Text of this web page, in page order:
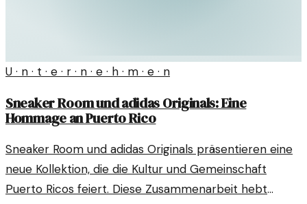
U · n · t · e · r · n · e · h · m · e · n
Sneaker Room und adidas Originals: Eine
Hommage an Puerto Rico
Sneaker Room und adidas Originals präsentieren eine
neue Kollektion, die die Kultur und Gemeinschaft
Puerto Ricos feiert. Diese Zusammenarbeit hebt